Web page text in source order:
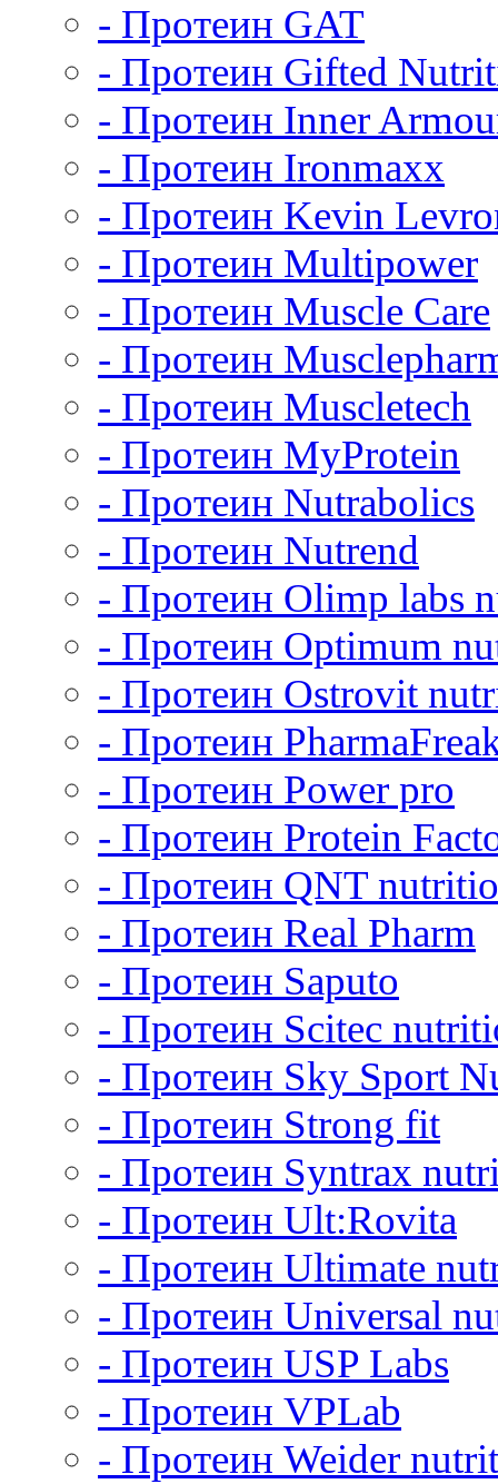
- Протеин GAT
- Протеин Gifted
- Протеин Inner
- Протеин Ironmaxx
- Протеин Kevin
- Протеин Multipower
- Протеин Muscle Care
- Протеин
- Протеин Muscletech
- Протеин MyProtein
- Протеин Nutrabolics
- Протеин Nutrend
- Протеин Olimp labs
- Протеин Optimum
- Протеин Ostrovit
- Протеин
- Протеин Power pro
- Протеин Protein
- Протеин QNT
- Протеин Real Pharm
- Протеин Saputo
- Протеин Scitec
- Протеин Sky Sport
- Протеин Strong fit
- Протеин Syntrax
- Протеин Ult:Rovita
- Протеин Ultimate
- Протеин Universal
- Протеин USP Labs
- Протеин VPLab
- Протеин Weider